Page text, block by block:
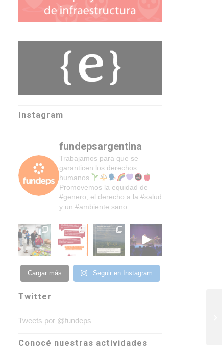
Instagram
fundepsargentina
Trabajamos para que se
garanticen los derechos
humanos
Promovemos la equidad de
#genero, el derecho a la #salud
y un #ambiente sano.
Cargar más Seguir en Instagram
Twitter
Tweets por @fundeps
Conocé nuestras actividades